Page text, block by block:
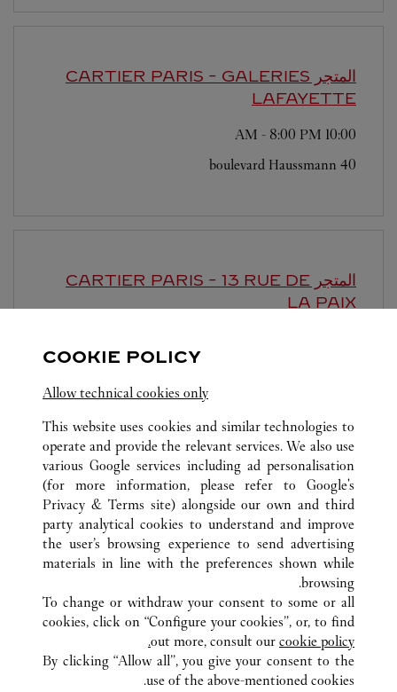
المتجر CARTIER PARIS - GALERIES
LAFAYETTE
10:00 AM
- 8:00 PM
40 boulevard Haussmann
المتجر CARTIER PARIS - 13 RUE DE
LA PAIX
كافة مواقع كارتييه فرنسا
ROISSY-EN-FRANCE (AÉROPORT)
PARIS CHARLES-DE-GAULLE, PORTE L TERMINAL 2E
خدمة العملاء
شروط الاستخدام
الأسئلة الشائعة
شركتنا
COOKIE POLICY
Allow technical cookies only
This website uses cookies and similar technologies to
operate and provide the relevant services. We also use
various Google services including ad personalisation
(for more information, please refer to Google's
Privacy & Terms site) alongside our own and third
party analytical cookies to understand and improve
the user’s browsing experience to send advertising
materials in line with the preferences shown while
browsing.
To change or withdraw your consent to some or all
cookies, click on “Configure your cookies”, or, to find
out more, consult our cookie policy.
By clicking “Allow all”, you give your consent to the
use of the above-mentioned cookies.